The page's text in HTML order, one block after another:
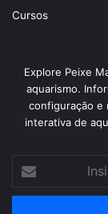
Cursos
Explore Peixe
aquarismo.
configuração e
interativa de
seu